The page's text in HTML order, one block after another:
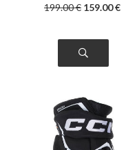
199.00€ 159.00€